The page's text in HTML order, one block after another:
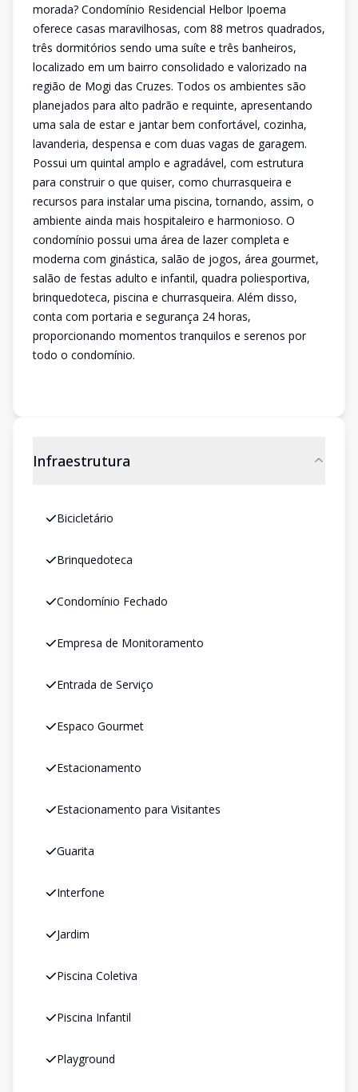
morada? Condomínio Residencial Helbor Ipoema
oferece casas maravilhosas, com 88 metros quadrados,
três dormitórios sendo uma suíte e três banheiros,
localizado em um bairro consolidado e valorizado na
região de Mogi das Cruzes. Todos os ambientes são
planejados para alto padrão e requinte, apresentando
uma sala de estar e jantar bem confortável, cozinha,
lavanderia, despensa e com duas vagas de garagem.
Possui um quintal amplo e agradável, com estrutura
para construir o que quiser, como churrasqueira e
recursos para instalar uma piscina, tornando, assim, o
ambiente ainda mais hospitaleiro e harmonioso. O
condomínio possui uma área de lazer completa e
moderna com ginástica, salão de jogos, área gourmet,
salão de festas adulto e infantil, quadra poliesportiva,
brinquedoteca, piscina e churrasqueira. Além disso,
conta com portaria e segurança 24 horas,
proporcionando momentos tranquilos e serenos por
todo o condomínio.
Infraestrutura
Bicicletário
Brinquedoteca
Condomínio Fechado
Empresa de Monitoramento
Entrada de Serviço
Espaco Gourmet
Estacionamento
Estacionamento para Visitantes
Guarita
Interfone
Jardim
Piscina Coletiva
Piscina Infantil
Playground